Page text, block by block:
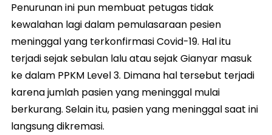
Penurunan ini pun membuat petugas tidak
kewalahan lagi dalam pemulasaraan pesien
meninggal yang terkonfirmasi Covid-19. Hal itu
terjadi sejak sebulan lalu atau sejak Gianyar masuk
ke dalam PPKM Level 3. Dimana hal tersebut terjadi
karena jumlah pasien yang meninggal mulai
berkurang. Selain itu, pasien yang meninggal saat ini
langsung dikremasi.